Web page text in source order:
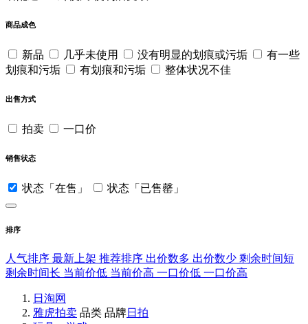
商品成色
新品 几乎未使用 没有明显的划痕或污垢
有一些
划痕和污垢
有划痕和污垢 整体状况不佳
出售方式
拍卖 一口价
销售状态
状态「在售」 状态「已售罄」
排序
人气排序 最新上架 推荐排序 出价数多 出价数少 剩余时间短
剩余时间长 当前价低 当前价高 一口价低 一口价高
日淘网
雅虎拍卖 品类 品牌日拍